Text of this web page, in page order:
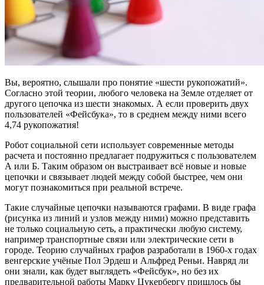
Вы, вероятно, слышали про понятие «шести рукопожатий».
Согласно этой теории, любого человека на Земле отделяет от
другого цепочка из шести знакомых. А если проверить двух
пользователей «Фейсбука», то в среднем между ними всего
4,74 рукопожатия!
Робот социальной сети использует современные методы
расчета и постоянно предлагает подружиться с пользователем
А или Б. Таким образом он выстраивает всё новые и новые
цепочки и связывает людей между собой быстрее, чем они
могут познакомиться при реальной встрече.
Такие случайные цепочки называются графами. В виде графа
(рисунка из линий и узлов между ними) можно представить
не только социальную сеть, а практически любую систему,
например транспортные связи или электрические сети в
городе. Теорию случайных графов разработали в 1960-х годах
венгерские учёные Пол Эрдеш и Альфред Реньи. Навряд ли
они знали, как будет выглядеть «Фейсбук», но без их
предварительной работы Марку Цукербергу пришлось бы